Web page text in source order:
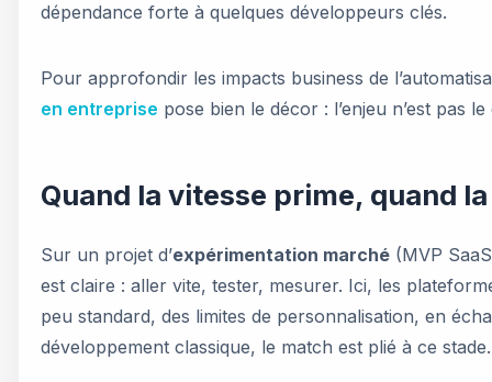
dépendance forte à quelques développeurs clés.
Pour approfondir les impacts business de
en entreprise pose bien le décor : l’enjeu n’est pas
Quand la vitesse prime, quand
Sur un projet d’expérimentation marché (MVP
est claire : aller vite, tester, mesurer. Ici, les
peu standard, des limites de personnalisation, en
développement classique, le match est plié à ce stade.